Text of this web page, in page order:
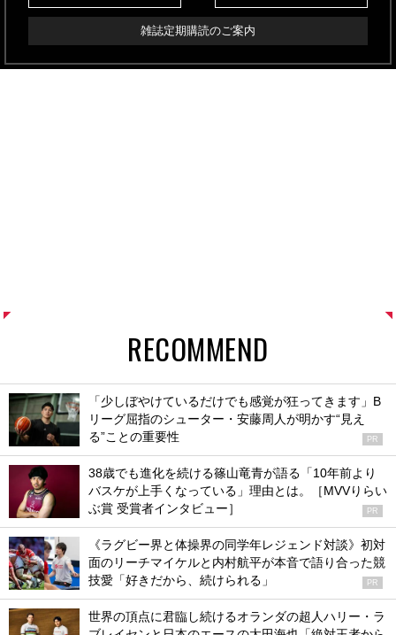
雑誌定期購読のご案内
RECOMMEND
「少しぼやけているだけでも感覚が狂ってきます」B
リーグ屈指のシューター・安藤周人が明かす“見え
る”ことの重要性
PR
38歳でも進化を続ける篠山竜青が語る「10年前より
バスケが上手くなっている」理由とは。［MVVりらい
ぶ賞 受賞者インタビュー］
PR
《ラグビー界と体操界の同学年レジェンド対談》初対
面のリーチマイケルと内村航平が本音で語り合った競
技愛「好きだから、続けられる」
PR
世界の頂点に君臨し続けるオランダの超人ハリー・ラ